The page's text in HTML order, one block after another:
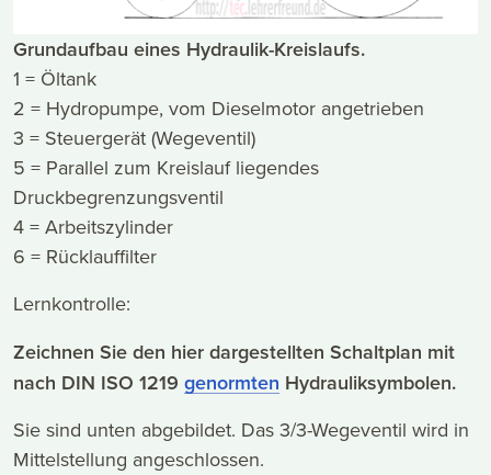
Grundaufbau eines Hydraulik-Kreislaufs.
1 = Öltank
2 = Hydropumpe, vom Dieselmotor angetrieben
3 = Steuergerät (Wegeventil)
5 = Parallel zum Kreislauf liegendes
Druckbegrenzungsventil
4 = Arbeitszylinder
6 = Rücklauffilter
Lernkontrolle:
Zeichnen Sie den hier dargestellten Schaltplan mit
nach DIN ISO 1219 genormten Hydrauliksymbolen.
Sie sind unten abgebildet. Das 3/3-Wegeventil wird in
Mittelstellung angeschlossen.